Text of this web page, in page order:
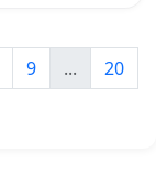
9 ...
20